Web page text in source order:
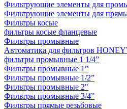
Фильтрующие элементы для
Фильтрующие элементы для
Фильтры косые
фильтры косые фланцевые
Фильтры промывные
Автоматика для фильтров
фильтры промывные 1 1/4”
Фильтры промывные 1”
Фильтры промывные 1/2”
Фильтры промывные 2"
Фильтры промывные 3/4”
Фильтры прямые резьбовые